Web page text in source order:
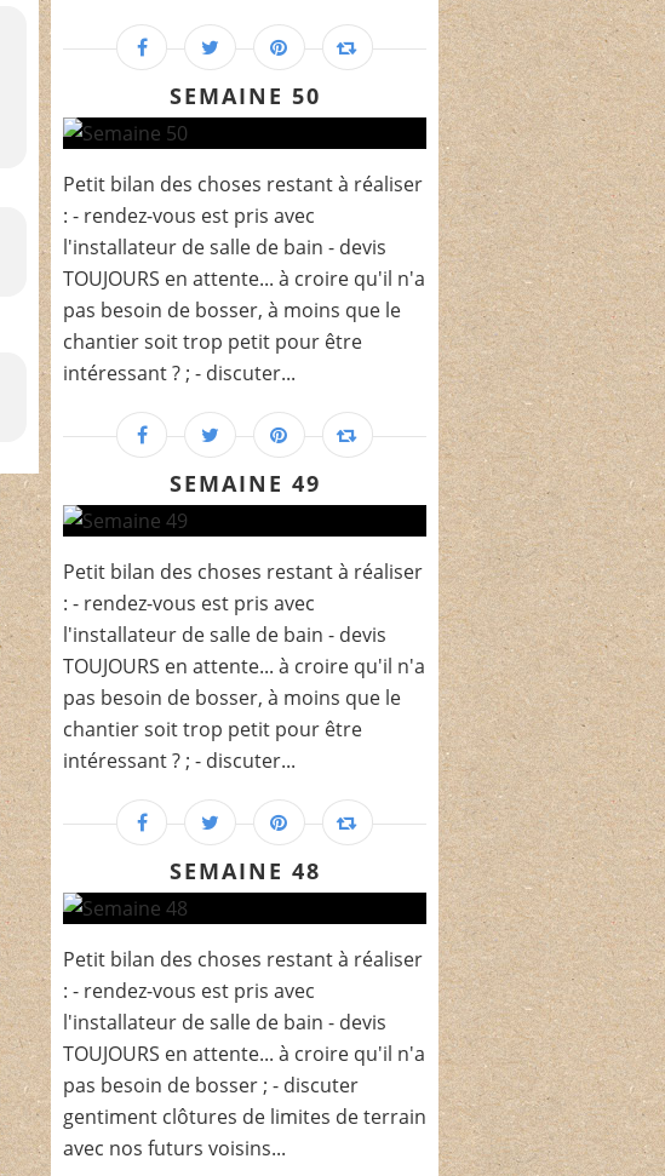
SEMAINE 50
Petit bilan des choses restant à réaliser
: - rendez-vous est pris avec
l'installateur de salle de bain - devis
TOUJOURS en attente... à croire qu'il n'a
pas besoin de bosser, à moins que le
chantier soit trop petit pour être
intéressant ? ; - discuter...
SEMAINE 49
Petit bilan des choses restant à réaliser
: - rendez-vous est pris avec
l'installateur de salle de bain - devis
TOUJOURS en attente... à croire qu'il n'a
pas besoin de bosser, à moins que le
chantier soit trop petit pour être
intéressant ? ; - discuter...
SEMAINE 48
Petit bilan des choses restant à réaliser
: - rendez-vous est pris avec
l'installateur de salle de bain - devis
TOUJOURS en attente... à croire qu'il n'a
pas besoin de bosser ; - discuter
gentiment clôtures de limites de terrain
avec nos futurs voisins...